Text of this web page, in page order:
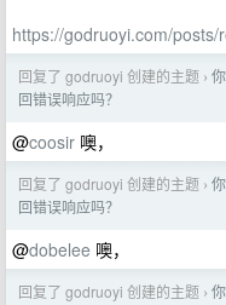
https://godruoyi.com/
回复了 godruoyi 创建的主题 ›
回错误响应吗？
@coosir 噢，
回复了 godruoyi 创建的主题 ›
回错误响应吗？
@dobelee 噢，
回复了 godruoyi 创建的主题 ›